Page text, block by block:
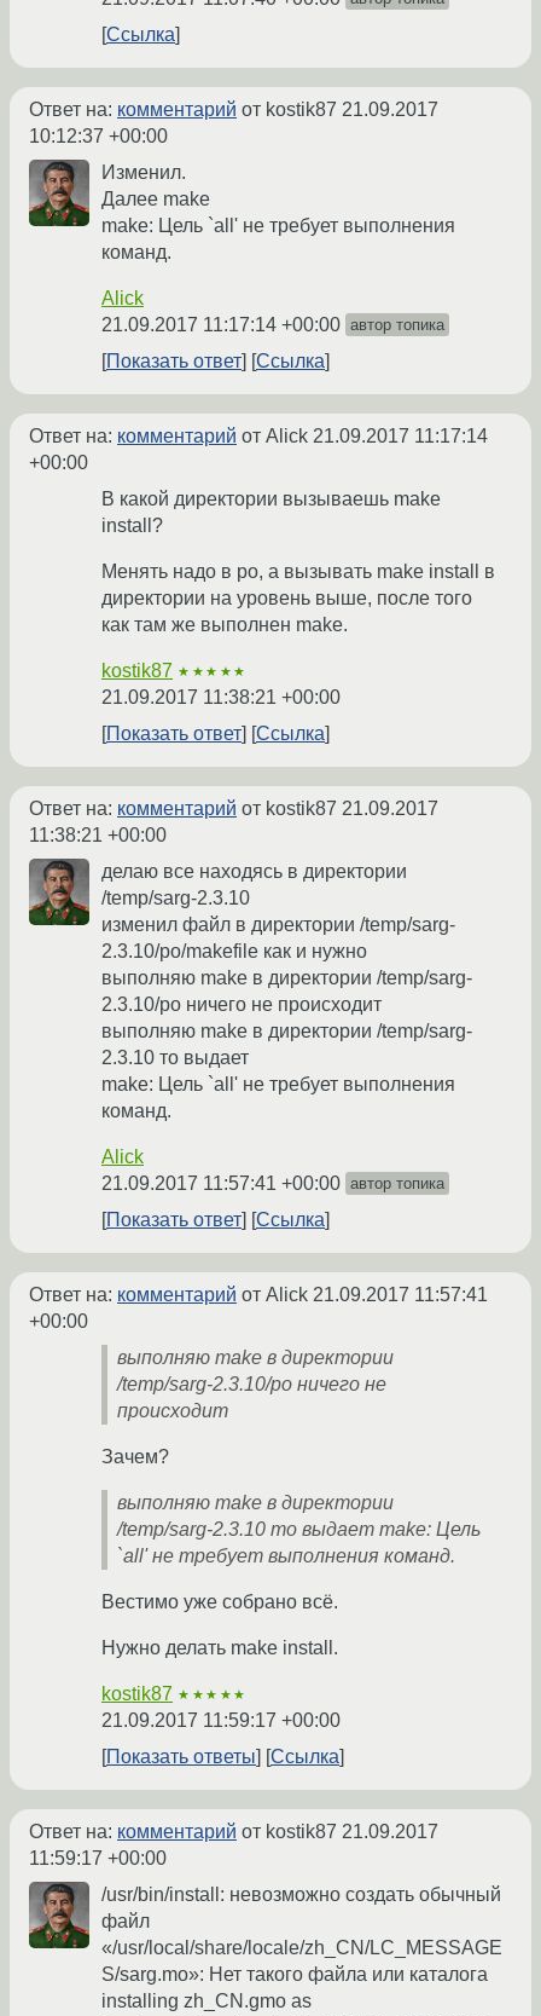
Ссылка
Ответ на: комментарий от kostik87 21.09.2017
10:12:37 +00:00
Изменил.
Далее make
make: Цель `all' не требует выполнения
команд.
Alick
21.09.2017 11:17:14 +00:00 автор топика
Показать ответ Ссылка
Ответ на: комментарий от Alick 21.09.2017 11:17:14
+00:00
В какой директории вызываешь make
install?
Менять надо в po, а вызывать make install в
директории на уровень выше, после того
как там же выполнен make.
kostik87 ★★★★★
21.09.2017 11:38:21 +00:00
Показать ответ
Ссылка
Ответ на: комментарий от kostik87 21.09.2017
11:38:21 +00:00
делаю все находясь в директории
/temp/sarg-2.3.10
изменил файл в директории /temp/sarg-
2.3.10/po/makefile как и нужно
выполняю make в директории /temp/sarg-
2.3.10/po ничего не происходит
выполняю make в директории /temp/sarg-
2.3.10 то выдает
make: Цель `all' не требует выполнения
команд.
Alick
21.09.2017 11:57:41 +00:00 автор топика
Показать ответ Ссылка
Ответ на: комментарий от Alick 21.09.2017 11:57:41
+00:00
выполняю make в директории
/temp/sarg-2.3.10/po ничего не
происходит
Зачем?
выполняю make в директории
/temp/sarg-2.3.10 то выдает make: Цель
`all' не требует выполнения команд.
Вестимо уже собрано всё.
Нужно делать make install.
kostik87 ★★★★★
21.09.2017 11:59:17 +00:00
Показать ответы
Ссылка
Ответ на: комментарий от kostik87 21.09.2017
11:59:17 +00:00
/usr/bin/install: невозможно создать обычный
файл
«/usr/local/share/locale/zh_CN/LC_MESSAGE
S/sarg.mo»: Нет такого файла или каталога
installing zh_CN.gmo as